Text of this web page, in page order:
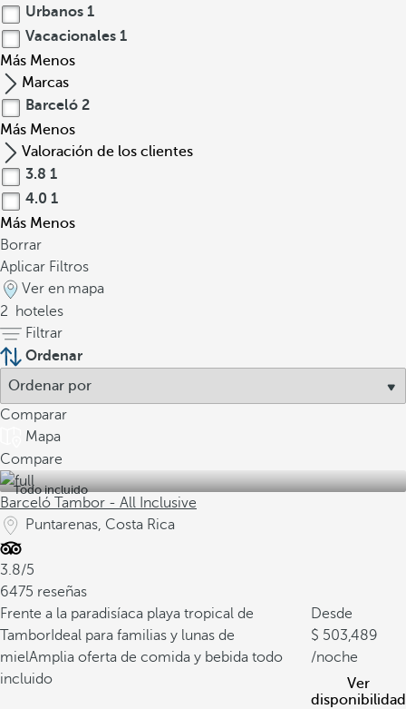
Urbanos 1
Vacacionales 1
Más Menos
Marcas
Barceló 2
Más Menos
Valoración de los clientes
3.8 1
4.0 1
Más Menos
Borrar
Aplicar Filtros
Ver en mapa
2
hoteles
Filtrar
Ordenar
Comparar
Mapa
Compare
Todo incluido
Barceló Tambor - All Inclusive
Puntarenas, Costa Rica
3.8/5
6475 reseñas
Frente a la paradisíaca playa tropical de
Tambor Ideal para familias y lunas de
mielAmplia oferta de comida y bebida todo
incluido
Desde
503,489
/noche
Ver
disponibilidad